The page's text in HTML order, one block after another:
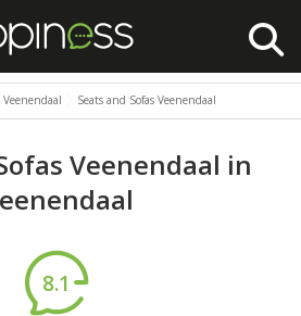
Veenendaal Seats and Sofas Veenendaal
Veenendaal in
8.1